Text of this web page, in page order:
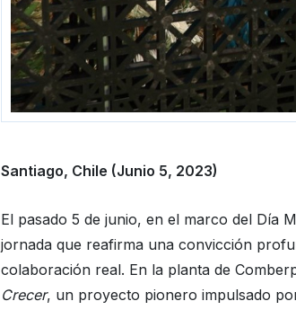
Santiago, Chile (Junio 5, 2023)
El pasado 5 de junio, en el marco del Día
jornada que reafirma una convicción
colaboración real. En la planta de
Crecer, un proyecto pionero impulsado